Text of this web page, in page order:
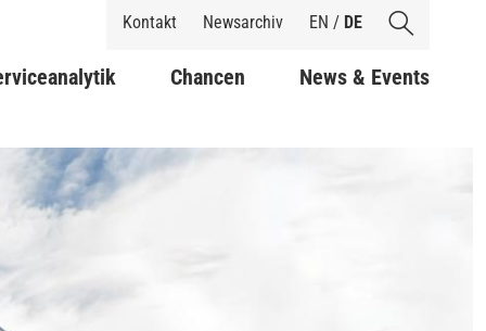
Shortcuts
Kontakt Newsarchiv EN / DE
Chancen News & Events